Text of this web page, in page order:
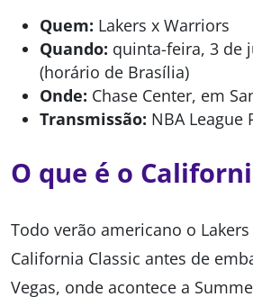
Quem: Lakers x Warriors
Quando: quinta-feira, 3 de
(horário de Brasília)
Onde: Chase Center, em
Transmissão: NBA League
O que é o
Todo verão americano o
California Classic antes de
Vegas, onde acontece a